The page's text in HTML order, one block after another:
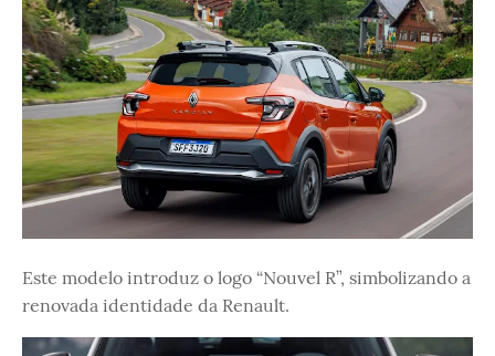
Este modelo introduz o logo “Nouvel R”, simbolizando a
renovada identidade da Renault.